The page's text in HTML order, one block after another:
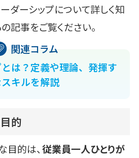
ダーシップについて詳しく知
記事をご覧ください。
は？定義や理論、発揮す
キルを解説
的
目的は、従業員一人ひとりが